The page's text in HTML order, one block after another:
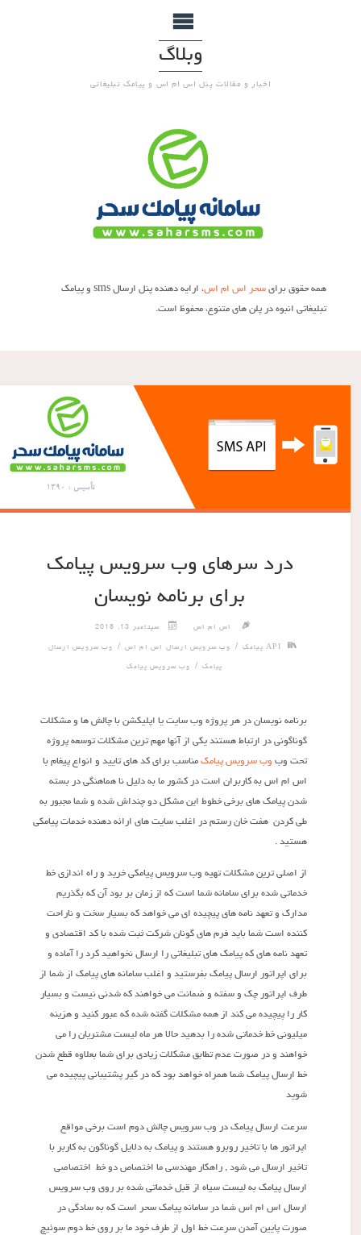
وبلاگ
اخبار و مقالات پنل اس ام اس و پیامک تبلیغاتی
همه حقوق برایسحر اس ام اس
، ارایه دهنده پنل ارسال sms و پیامک
تبلیغاتی انبوه در پلن های متنوع، محفوظ است.
درد سرهای وب سرویس پیامک
برای برنامه نویسان
اس ام اس سپتامبر 13, 2018
API پیامک / وب سرویس ارسال اس ام اس/ وب سرویس ارسال
پیامک/ وب سرویس پیامک
برنامه نویسان در هر پروژه وب سایت یا اپلیکشن با چالش ها و مشکلات
گوناگونی در ارتباط هستند یکی از آنها مهم ترین مشکلات توسعه پروژه
تحت وبوب سرویس پیامکمناسب برای کد های تایید و انواع پیغام با
اس ام اس به کاربران است در کشور ما به دلیل نا هماهنگی در بسته
شدن پیامک های برخی خطوط این مشکل دو چنداش شده و شما مجبور به
طی کردن هفت خان رستم در اغلب سایت های ارائه دهنده خدمات پیامکی
هستید .
از اصلی ترین مشکلات تهیه وب سرویس پیامکی خرید و راه اندازی خط
خدماتی شده برای سامانه شما است که از زمان بر بود آن که بگذریم
مدارک و تعهد نامه های پیچیده ای می خواهد که بسیار سخت و ناراحت
کننده است شما باید فرم های گونان شرکت ثبت شده با کد اقتصادی و
تعهد نامه های که پیامک های تبلیغاتی را ارسال نخواهید کرد را آماده و
برای اپراتور ارسال پیامک بفرستید و اغلب سامانه های پیامک از شما از
طرف اپراتور چک و سفته و ضمانت می خواهند که شدنی نیست و بسیار
کار را پیچیده می کند از همه مشکلات گفته شده که عبور کنید و هزینه
میلیونی خط خدماتی شده را بدهید حالا هر ماه لیست مشتریان را می
خواهند و در صورت عدم تطابق مشکلات زیادی برای شما بعلاوه قطع شدن
خط ارسال پیامک شما همراه خواهد بود که در گیر پشتیبانی پیچیده می
شوید
سرعت ارسال پیامک در وب سرویس چالش دوم است برخی مواقع
اپراتور ها با تاخیر روبرو هستند و پیامک به دلایل گوناگون به کاربر با
تاخیر ارسال می شود , راهکار مهندسی ما اختصاص دو خط اختصاصی
ارسال پیامک به لیست سیاه از قبل خدماتی شده بر روی وب سرویس
ارسال اس ام اس شما در سامانه پیامک سحر است که به سادگی در
صورت پایین آمدن سرعت خط اول از طرف خود ما بر روی خط دوم سوئیچ